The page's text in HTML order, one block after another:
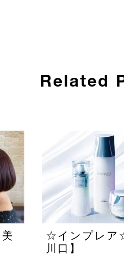
Related
☆インプレア
川口】